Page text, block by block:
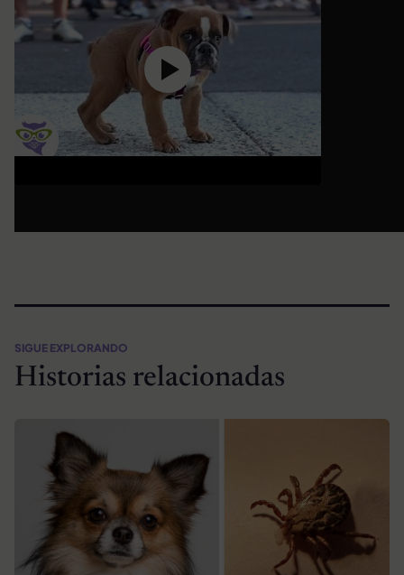
SIGUE EXPLORANDO
Historias relacionadas